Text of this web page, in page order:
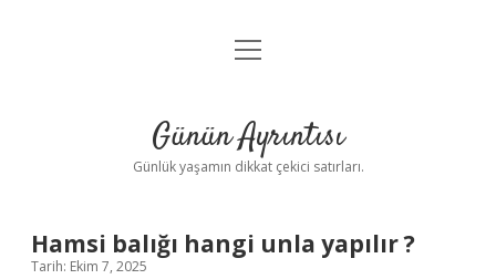
Anasayfa
Yasal Uyarı
menüyü
Günün Ayrıntısı
Günlük yaşamın dikkat çekici satırları.
Hamsi balığı hangi unla yapılır ?
Tarih: Ekim 7, 2025